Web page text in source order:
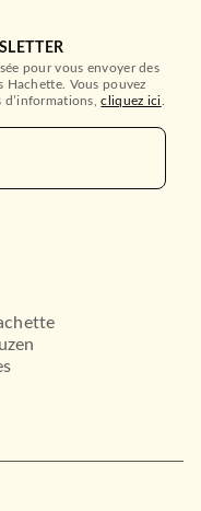
pour vous envoyer des
Hachette. Vous pouvez
d’informations,cliquez ici